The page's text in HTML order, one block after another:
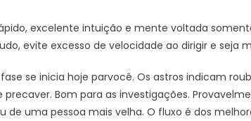
excelente intuição e mente voltada
evite excesso de velocidade ao dirigir e seja
fase se inicia hoje parvocê. Os astros indicam
precaver. Bom para as investigações.
de uma pessoa mais velha. O fluxo é dos